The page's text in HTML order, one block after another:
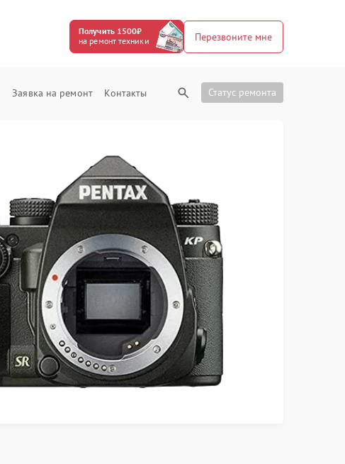
Получить 1500₽
на ремонт техники
Перезвоните мне
Заявка на ремонт Контакты Статус ремонта